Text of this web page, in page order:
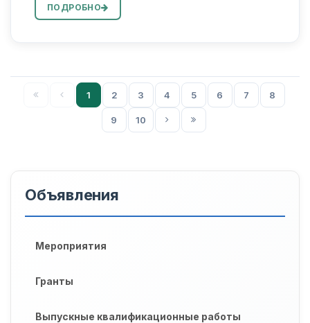
Faridaxon Anvarjonovnaning 08.00.15 – “Tadbirkorlik va
kichik biznes iqtisod...
ПОДРОБНО
1 2 3 4 5 6 7 8
9 10
Объявления
Мероприятия
Гранты
Выпускные квалификационные работы